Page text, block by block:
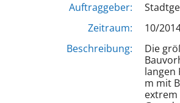
Auftraggeber:
Zeitraum:
10/
Beschreibung:
Die
langen
m mit
extrem